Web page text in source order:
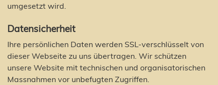
umgesetzt wird.
Datensicherheit
Ihre persönlichen Daten werden SSL-verschlüsselt von
dieser Webseite zu uns übertragen. Wir schützen
unsere Website mit technischen und organisatorischen
Massnahmen vor unbefugten Zugriffen.